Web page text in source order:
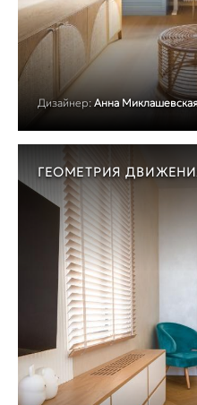
Дизайнер: Анна Миклашевская
ГЕОМЕТРИЯ